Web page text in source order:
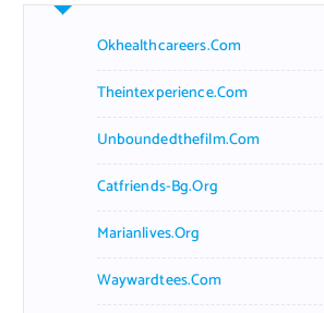
Okhealthcareers.com
Theintexperience.com
Unboundedthefilm.com
Catfriends-Bg.org
Marianlives.org
Waywardtees.com